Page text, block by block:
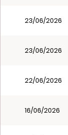
23/06/2026
23/06/2026
22/06/2026
16/06/2026